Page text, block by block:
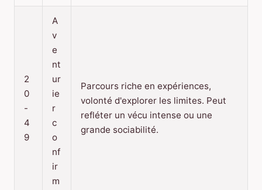
2
0
-
4
9
A
v
e
nt
ur
ie
r
c
o
nf
ir
m
Parcours riche en expériences,
volonté d'explorer les limites. Peut
refléter un vécu intense ou une
grande sociabilité.